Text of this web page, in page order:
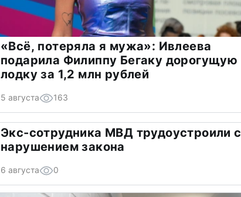
«Всё, потеряла я мужа»: Ивлеева
подарила Филиппу Бегаку дорогущую
лодку за 1,2 млн рублей
5 августа 163
Экс-сотрудника МВД трудоустроили с
нарушением закона
6 августа 0